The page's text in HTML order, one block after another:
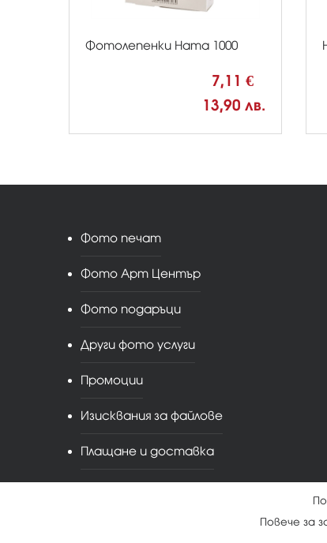
Фотолепенки Hama 1000
7,11 €
13,90 лв.
Фото печат
Фото Арт Център
Фото подаръци
Други фото услуги
Промоции
Изисквания за файлове
Плащане и доставка
Повече за